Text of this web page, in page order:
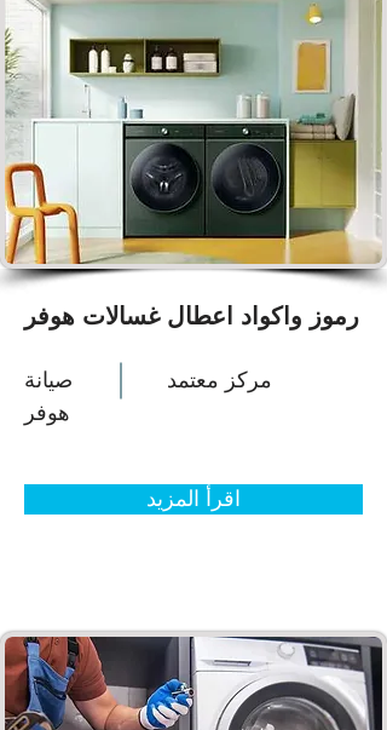
رموز واكواد اعطال غسالات هوفر
صيانة
هوفر
مركز معتمد
اقرأ المزيد